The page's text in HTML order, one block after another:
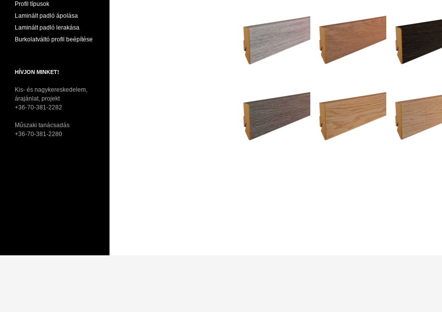
Profil típusok
Laminált padló ápolása
Laminált padló lerakása
Burkolatváltó profil beépítése
HÍVJON MINKET!
Kis- és nagykereskedelem,
árajánlat, projekt
+36-70-381-2282
Műszaki tanácsadás
+36-70-381-2280